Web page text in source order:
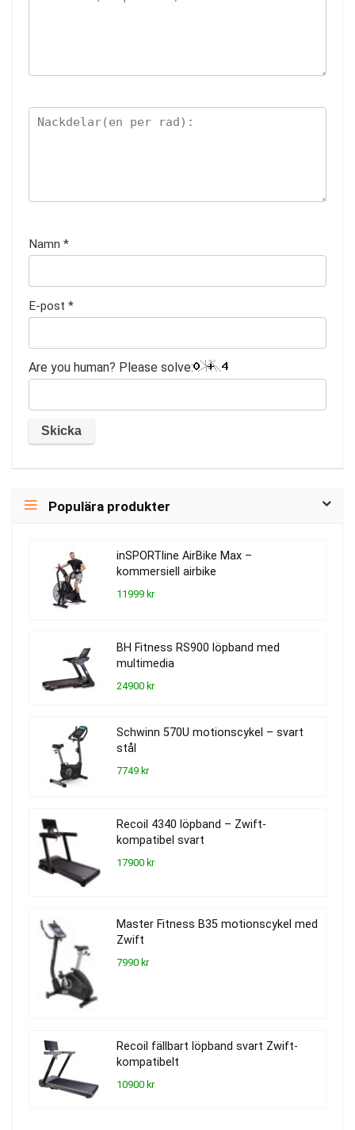
Namn *
E-post *
Are you human? Please solve:
Populära produkter
inSPORTline AirBike Max –
kommersiell airbike
11999 kr
BH Fitness RS900 löpband med
multimedia
24900 kr
Schwinn 570U motionscykel – svart
stål
7749 kr
Recoil 4340 löpband – Zwift-
kompatibel svart
17900 kr
Master Fitness B35 motionscykel med
Zwift
7990 kr
Recoil fällbart löpband svart Zwift-
kompatibelt
10900 kr